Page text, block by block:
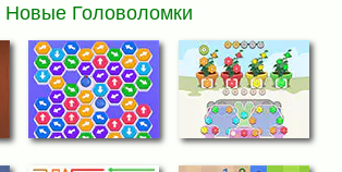
Новые Головоломки